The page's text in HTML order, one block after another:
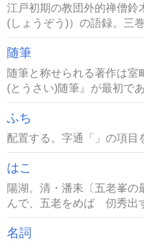
江戸初期の教団外的禅僧鈴
(しょうぞう)）の語録。三
随筆
随筆と称せられる著作は室
(とうさい)随筆』が最初で
ふち
配置する。字通「」の項目
はこ
陽湖。清・潘耒〔五老峯
んで、五老をめば 仞秀出
名詞